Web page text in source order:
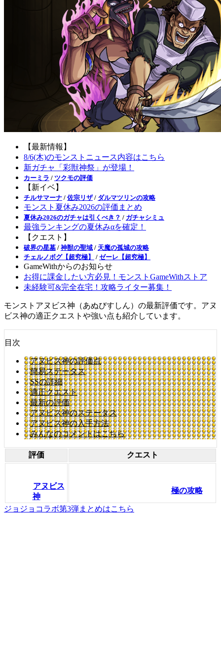
【最新情報】
8/6(木)のモンストニュース内容はこちら
新ガチャ「彩獣神祭」が登場！
カーミラ / ツクモの評価
【新イベ】
チルサマーナ / 佐宗リザ/ ダルマツリンの攻略
モンスト夏休み2026の評価まとめ
夏休み2026のガチャは引くべき？ / ガチャシミュ
最強ランキングの夏休みαを確定！
【クエスト】
破界の星墓 / 神獣の聖域 / 天魔の孤城の攻略
チェルノボグ【超究極】
/ ゼーレ【超究極】
GameWithからのお知らせ
お得に課金したい方必見！モンストGameWithストア
未経験可&完全在宅！攻略ライター募集！
モンストアヌビス神（あぬびすしん）の最新評価です。アヌ
ビス神の適正クエストや強い点も紹介しています。
目次
アヌビス神の評価点
簡易ステータス
SSの詳細
適正クエスト
最新の評価
アヌビス神のステータス
アヌビス神の入手方法
みんなのコメントはこちら
評価 クエスト
アヌビス
神
極の攻略
ジョジョコラボ第3弾まとめはこちら